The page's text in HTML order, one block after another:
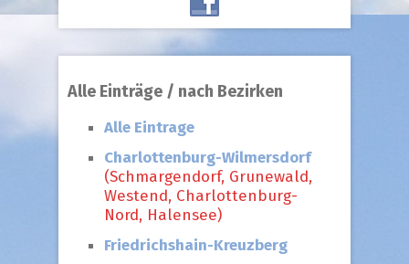
Alle Einträge / nach Bezirken
Alle Eintrage
Charlottenburg-Wilmersdorf
(Schmargendorf, Grunewald,
Westend, Charlottenburg-
Nord, Halensee)
Friedrichshain-Kreuzberg